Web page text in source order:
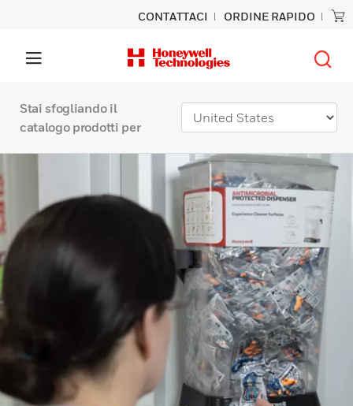
CONTATTACI ORDINE RAPIDO
Stai sfogliando il
catalogo prodotti per